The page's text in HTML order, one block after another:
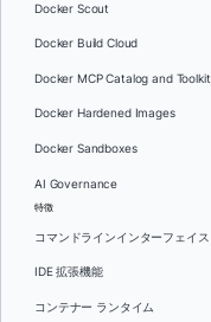
Docker Scout
Docker Build Cloud
Docker MCP Catalog and Toolkit
Docker Hardened Images
Docker Sandboxes
AI Governance
特徴
コマンドラインインターフェイス
IDE 拡張機能
コンテナー ランタイム